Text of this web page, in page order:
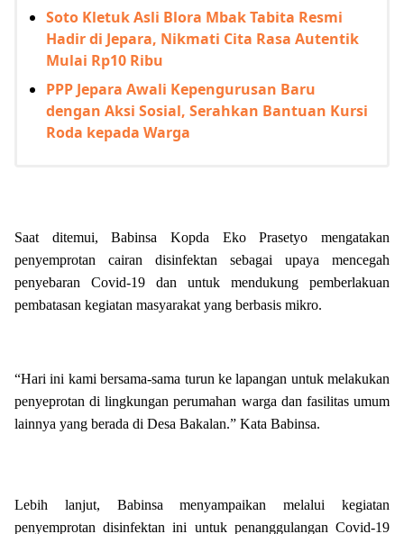
Soto Kletuk Asli Blora Mbak Tabita Resmi
Hadir di Jepara, Nikmati Cita Rasa Autentik
Mulai Rp10 Ribu
PPP Jepara Awali Kepengurusan Baru
dengan Aksi Sosial, Serahkan Bantuan Kursi
Roda kepada Warga
Saat ditemui, Babinsa Kopda Eko Prasetyo mengatakan
penyemprotan cairan disinfektan sebagai upaya mencegah
penyebaran Covid-19 dan untuk mendukung pemberlakuan
pembatasan kegiatan masyarakat yang berbasis mikro.
“Hari ini kami bersama-sama turun ke lapangan untuk melakukan
penyeprotan di lingkungan perumahan warga dan fasilitas umum
lainnya yang berada di Desa Bakalan.” Kata Babinsa.
Lebih lanjut, Babinsa menyampaikan melalui kegiatan
penyemprotan disinfektan ini untuk penanggulangan Covid-19